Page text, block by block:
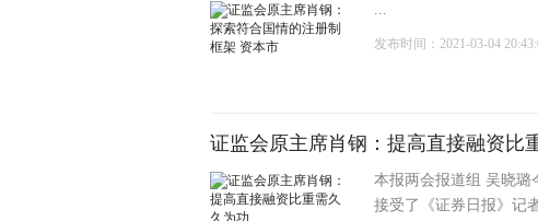
...
发布时间：2021-03-04
证监会原主席肖钢：提高直接融资比
本报两会报道组 吴晓璐
接受了《证券日报》记